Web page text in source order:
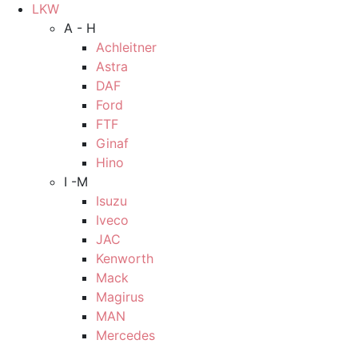
LKW
A - H
Achleitner
Astra
DAF
Ford
FTF
Ginaf
Hino
I -M
Isuzu
Iveco
JAC
Kenworth
Mack
Magirus
MAN
Mercedes